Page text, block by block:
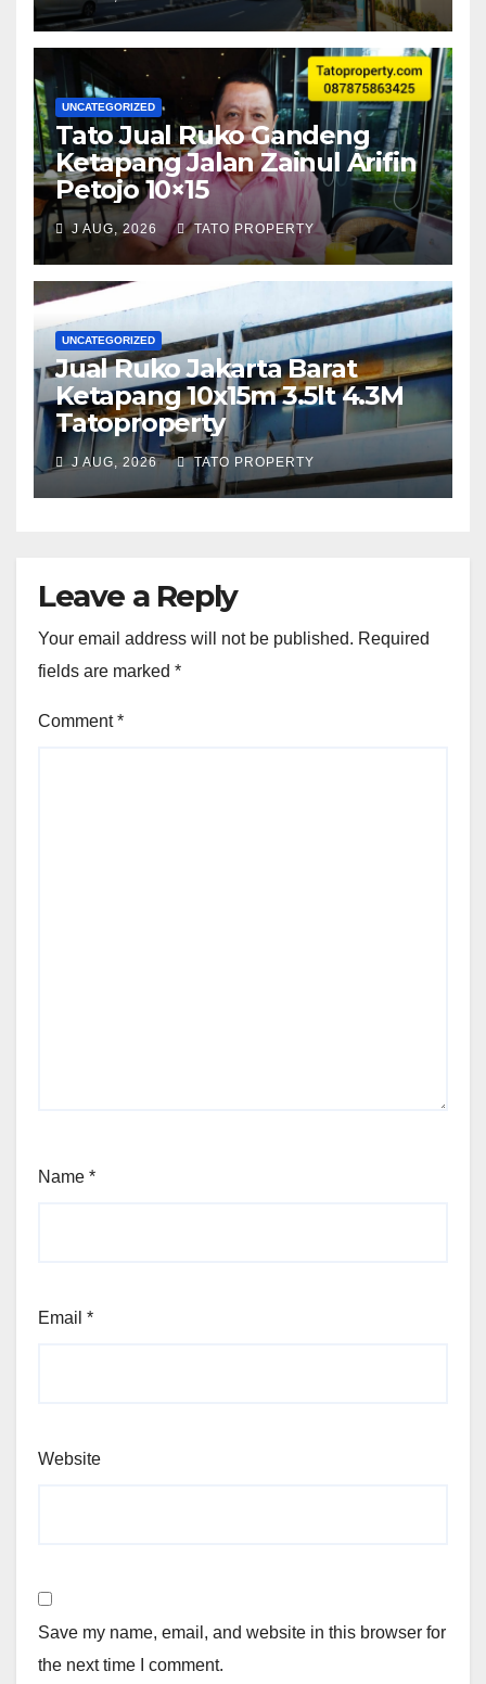
UNCATEGORIZED
Tato Jual Ruko Gandeng
Ketapang Jalan Zainul Arifin
Petojo 10×15
J AUG, 2026 TATO PROPERTY
UNCATEGORIZED
Jual Ruko Jakarta Barat
Ketapang 10x15m 3.5lt 4.3M
Tatoproperty
J AUG, 2026 TATO PROPERTY
Leave a Reply
Your email address will not be published. Required
fields are marked *
Comment*
Name *
Email *
Website
Save my name, email, and website in this browser for
the next time I comment.